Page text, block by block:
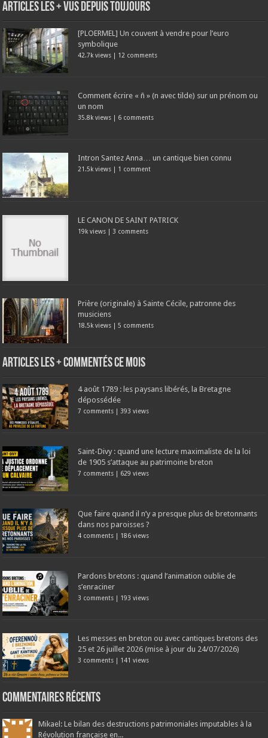
Articles les + vus depuis toujours
[PLOERMEL] Un couvent à vendre pour l’euro
symbolique
42.7k views | 12 comments
Comment écrire « ñ » (n avec tilde) sur un prénom ou
un nom
35.8k views | 6 comments
Intron Santez Anna… un cantique bien connu
21.5k views | 1 comment
LE CANON DE SAINT PATRICK
19k views | 3 comments
Prière (originale) à Sainte Cécile, patronne des
musiciens
18.5k views |5 comments
Articles les + commentés ce mois
4 août 1789 : les paysans libérés, la Bretagne
dépossédée
7 comments | 393 views
Saint-Divy : quand une lecture maximaliste de la loi
de 1905 s’attaque au patrimoine breton
7 comments | 629 views
Que faire quand il n’y a presque plus de bretonnants
dans nos paroisses ?
4 comments | 186 views
Pardons bretons : quand l’animation oublie de
s’enraciner
3 comments | 193 views
Les messes en breton ou avec cantiques bretons des
25 et 26 juillet 2026 (mise à jour du 24/07/2026)
3 comments | 141 views
Commentaires récents
Mikael: Le bilan des destructions patrimoniales imputables à la
Révolution française en...